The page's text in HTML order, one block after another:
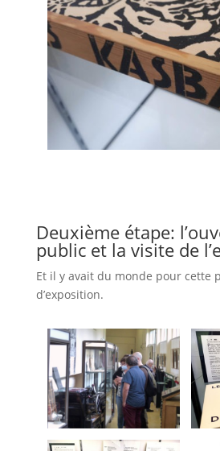
Deuxième étape:
public et la visite de
Et il y avait du monde pour cette
d’exposition.